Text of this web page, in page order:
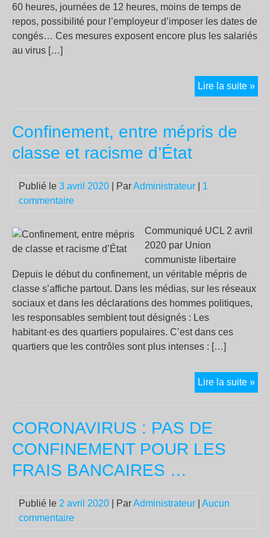
60 heures, journées de 12 heures, moins de temps de
repos, possibilité pour l’employeur d’imposer les dates de
congés… Ces mesures exposent encore plus les salariés
au virus […]
Lire la suite »
Confinement, entre mépris de
classe et racisme d’État
Publié le 3 avril 2020 | ParAdministrateur
1
commentaire
Communiqué UCL 2 avril
2020 par Union
communiste libertaire
Depuis le début du confinement, un véritable mépris de
classe s’affiche partout. Dans les médias, sur les réseaux
sociaux et dans les déclarations des hommes politiques,
les responsables semblent tout désignés : Les
habitant·es des quartiers populaires. C’est dans ces
quartiers que les contrôles sont plus intenses : […]
Lire la suite »
CORONAVIRUS : PAS DE
CONFINEMENT POUR LES
FRAIS BANCAIRES …
Publié le 2 avril 2020 | ParAdministrateur
Aucun
commentaire